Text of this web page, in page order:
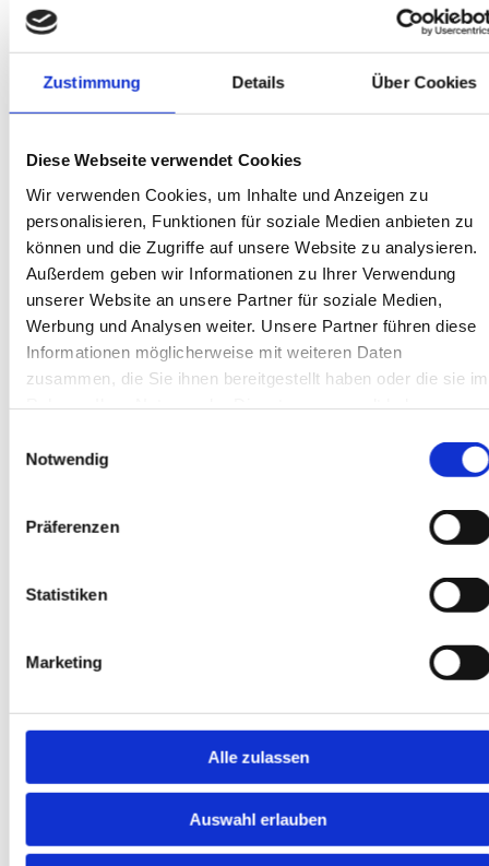
Zustimmung Details Über Cookies
Diese Webseite verwendet Cookies
Wir verwenden Cookies, um Inhalte und Anzeigen zu
personalisieren, Funktionen für soziale Medien anbieten zu
können und die Zugriffe auf unsere Website zu analysieren.
Außerdem geben wir Informationen zu Ihrer Verwendung
unserer Website an unsere Partner für soziale Medien,
Werbung und Analysen weiter. Unsere Partner führen diese
Informationen möglicherweise mit weiteren Daten
zusammen, die Sie ihnen bereitgestellt haben oder die sie im
Notwendig
Präferenzen
Statistiken
Marketing
Alle zulassen
Auswahl erlauben
Individuelle Änderungen
und Reparaturen für Ihre
Kleidung
Bei Supernaht in der Nähe von Lübeck
Reparaturen jeglicher Art spezialisiert.
Unser erfahrener Schneider kann
sowohl einfache als auch komplexe
Anpassungen vornehmen, um Ihre
Kleidung perfekt auf Ihre Bedürfnisse
abzustimmen. Zu unseren Leistungen
gehören unter anderem:
Kürzen und Verlängern von
Hosen, Röcken und Kleidern
Anpassen von Ärmellängen und
Einsetzen oder Austauschen von
Rissen
Verzierungen
nach Ihren
Reparaturen bieten wir bei
Supernaht auch
Fachberatung für
Ihre Kleidung
Ihre Kleidung zu erzielen, ist
eine individuelle